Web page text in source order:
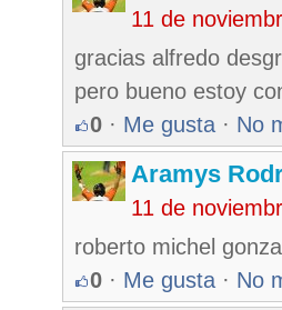
11 de
gracias alfredo
pero bueno estoy
0 · Me gusta · No
Aramys
11 de
roberto michel
0 · Me gusta · No